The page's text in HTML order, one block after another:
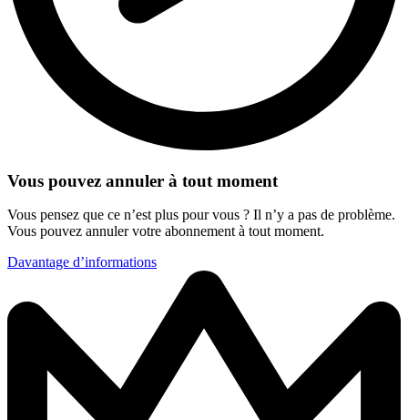
Vous pouvez annuler à tout moment
Vous pensez que ce n’est plus pour vous ? Il n’y a pas de problème.
Vous pouvez annuler votre abonnement à tout moment.
Davantage d’informations